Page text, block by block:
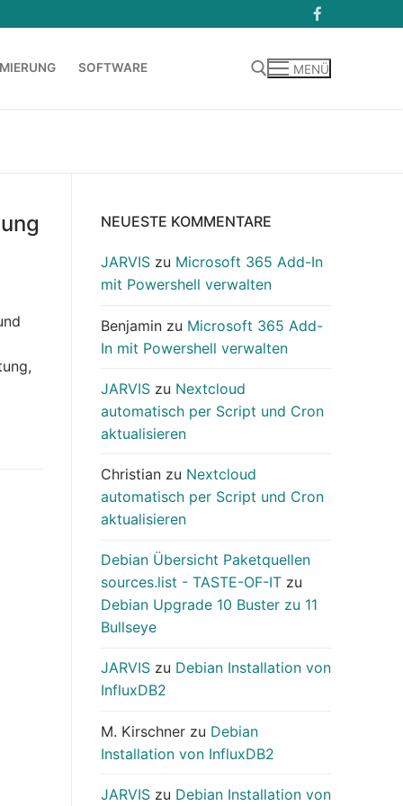
SOFTWARE MENÜ
NEUESTE KOMMENTARE
JARVIS zu Microsoft 365 Add-In
mit Powershell verwalten
Benjamin zu Microsoft 365 Add-
In mit Powershell verwalten
JARVIS zu Nextcloud
automatisch per Script und Cron
aktualisieren
Christian zu Nextcloud
automatisch per Script und Cron
aktualisieren
Debian Übersicht Paketquellen
sources.list - TASTE-OF-IT zu
Debian Upgrade 10 Buster zu 11
Bullseye
JARVIS zu Debian Installation von
InfluxDB2
M. Kirschner zu Debian
Installation von InfluxDB2
JARVIS zu Debian Installation von